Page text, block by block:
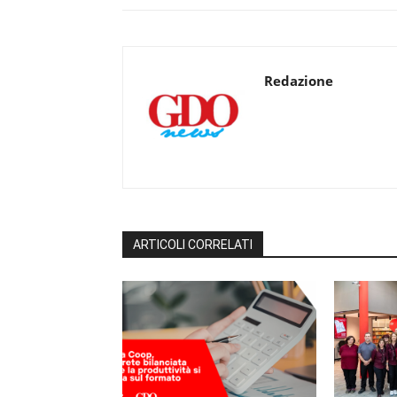
Redazione
ARTICOLI CORRELATI